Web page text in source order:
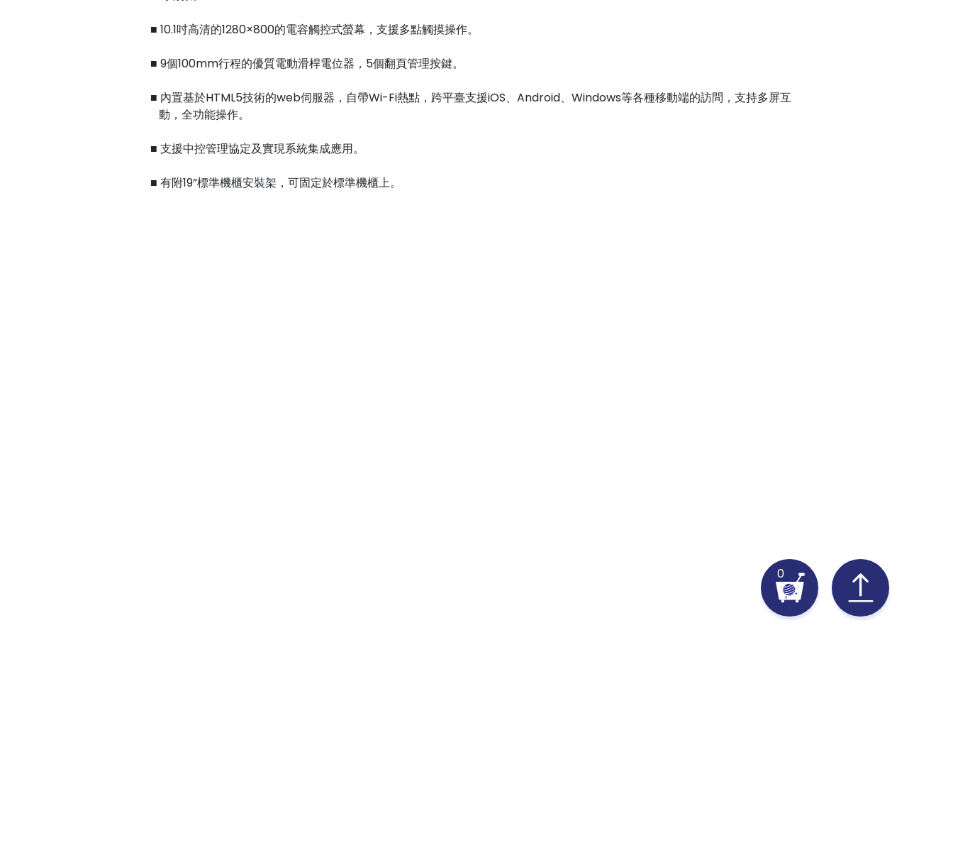
■ 10.1吋高清的1280×800的電容觸控式螢幕，支援多點觸摸操作。
■ 9個100mm行程的優質電動滑桿電位器，5個翻頁管理按鍵。
■ 內置基於HTML5技術的web伺服器，自帶Wi-Fi熱點，跨平臺支援iOS、Android、Windows等各種移動端的訪問，支持多屏互
動，全功能操作。
■ 支援中控管理協定及實現系統集成應用。
■ 有附19”標準機櫃安裝架，可固定於標準機櫃上。
0